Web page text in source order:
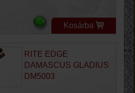
Kosárba
RITE EDGE
DAMASCUS GLADIUS
DM5003